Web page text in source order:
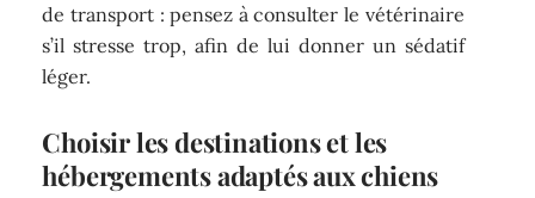
de transport : pensez à consulter le vétérinaire
s’il stresse trop, afin de lui donner un sédatif
léger.
Choisir les destinations et les
hébergements adaptés aux chiens